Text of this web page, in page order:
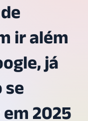
ir além
já
se
2025